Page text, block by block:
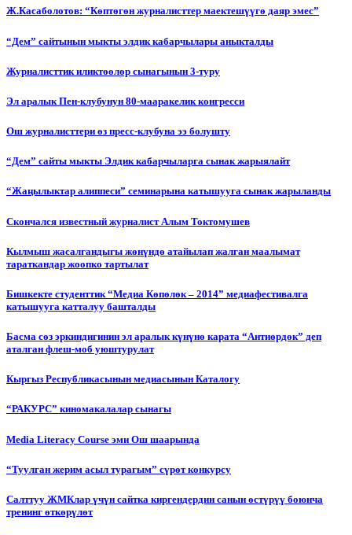
Ж.Касаболотов: “Көптөгөн журналисттер маектешүүгө даяр эмес”
“Дем” сайтынын мыкты элдик кабарчылары аныкталды
Журналисттик иликтөөлөр сынагынын 3-туру
Эл аралык Пен-клубунун 80-мааракелик конгресси
Ош журналисттери өз пресс-клубуна ээ болушту
“Дем” сайты мыкты Элдик кабарчыларга сынак жарыялайт
“Жаңылыктар алиппеси” семинарына катышууга сынак жарыланды
Cкончался известный журналист Алым Токтомушев
Кылмыш жасалгандыгы жөнүндө атайылап жалган маалымат
тараткандар жоопко тартылат
Бишкекте студенттик “Медиа Көпөлөк – 2014” медиафестивалга
катышууга катталуу башталды
Басма сөз эркиндигинин эл аралык күнүнө карата “Антиөрдөк” деп
аталган флеш-моб уюштурулат
Кыргыз Республикасынын медиасынын Каталогу
“РАКУРС” киномакалалар сынагы
Media Literacy Сourse эми Ош шаарында
“Туулган жерим асыл турагым” сүрөт конкурсу
Салттуу ЖМКлар үчүн сайтка киргендердин санын өстүрүү боюнча
тренинг өткөрүлөт